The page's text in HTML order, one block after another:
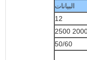
البيانات
12
50/60